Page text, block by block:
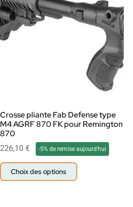
Crosse pliante Fab Defense type
M4 AGRF 870 FK pour Remington
870
226,10 € -5% de remise aujourd'hui
Choix des options